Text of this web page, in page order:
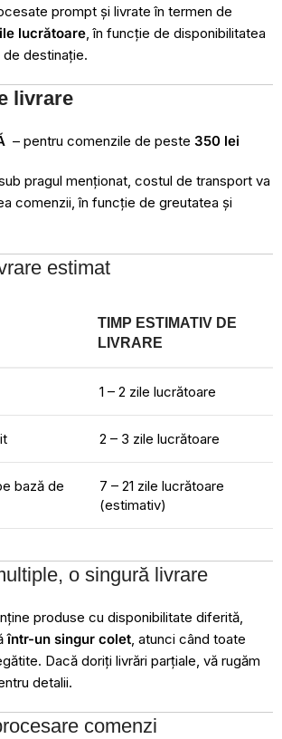
prompt și livrate în termen de
lucrătoare, în funcție de disponibilitatea
destinație.
livrare
– pentru comenzile de peste 350 lei
pragul menționat, costul de transport va
comenzii, în funcție de greutatea și
estimat
TIMP ESTIMATIV DE
LIVRARE
1 – 2 zile lucrătoare
2 – 3 zile lucrătoare
bază de
7 – 21 zile lucrătoare
(estimativ)
o singură livrare
produse cu disponibilitate diferită,
într-un singur colet, atunci când toate
Dacă doriți livrări parțiale, vă rugăm
detalii.
comenzi